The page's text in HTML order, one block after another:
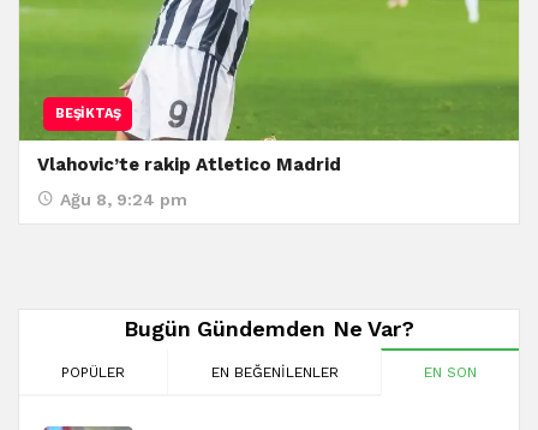
BEŞIKTAŞ
Vlahovic’te rakip Atletico Madrid
Ağu 8, 9:24 pm
Bugün Gündemden Ne Var?
POPÜLER EN BEĞENILENLER EN SON